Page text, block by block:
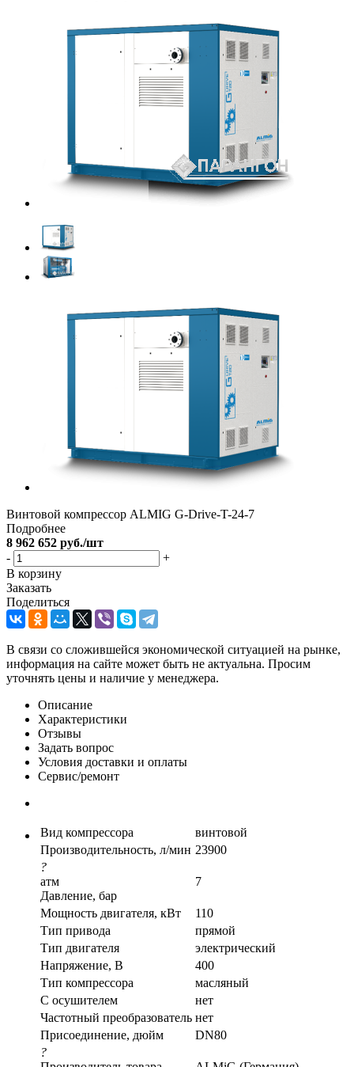
Винтовой компрессор ALMIG G-Drive-T-24-7
Подробнее
8 962 652 руб./шт
-
+
В корзину
Заказать
Поделиться
В связи со сложившейся экономической ситуацией на рынке,
информация на сайте может быть не актуальна. Просим
уточнять цены и наличие у менеджера.
Описание
Характеристики
Отзывы
Задать вопрос
Условия доставки и оплаты
Сервис/ремонт
Вид компрессора
винтовой
Производительность, л/мин 23900
?
атм
Давление, бар
7
Мощность двигателя, кВт
110
Тип привода
прямой
Тип двигателя
электрический
Напряжение, В
400
Тип компрессора
масляный
С осушителем
нет
Частотный преобразователь нет
Присоединение, дюйм
DN80
?